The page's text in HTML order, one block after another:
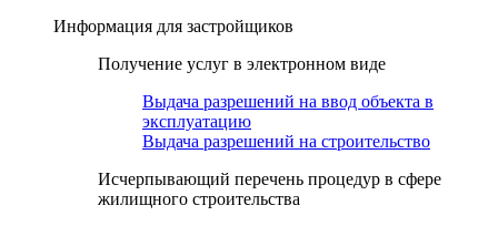
Информация для застройщиков
Получение услуг в электронном виде
Выдача разрешений на ввод объекта в
эксплуатацию
Выдача разрешений на строительство
Исчерпывающий перечень процедур в сфере
жилищного строительства